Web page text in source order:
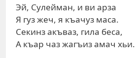
Эй, Сулейман, и ви арза
Я гуз жеч, я къачуз маса.
Секинз акъваз, гила беса,
А къар чаз жагъиз амач хьи.